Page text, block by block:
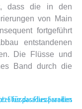
dass die in den
von Main
fortgeführt
entstandenen
Die Flüsse und
Band durch die